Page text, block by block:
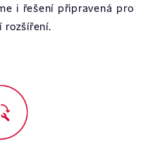
i řešení připravená pro
rozšíření.